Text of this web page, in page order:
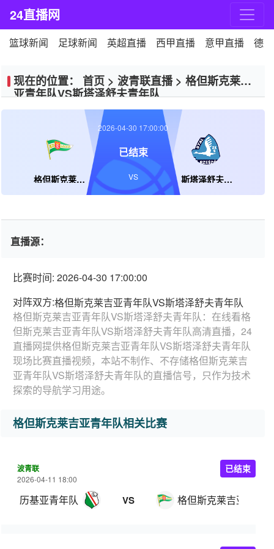
24直播网
篮球新闻 足球新闻 英超直播 西甲直播 意甲直播 德
现在的位置： 首页 > 波青联直播> 格但斯克莱吉
亚青年队VS斯塔泽舒夫青年队
格但斯克莱吉亚青年队 斯塔泽舒夫青年队
2026-04-30 17:00:00
已结束
VS
直播源：
比赛时间: 2026-04-30 17:00:00
对阵双方:格但斯克莱吉亚青年队VS斯塔泽舒夫青年队
格但斯克莱吉亚青年队VS斯塔泽舒夫青年队：在线看格
但斯克莱吉亚青年队VS斯塔泽舒夫青年队高清直播，24
直播网提供格但斯克莱吉亚青年队VS斯塔泽舒夫青年队
现场比赛直播视频，本站不制作、不存储格但斯克莱吉
亚青年队VS斯塔泽舒夫青年队的直播信号，只作为技术
探索的导航学习用途。
格但斯克莱吉亚青年队相关比赛
波青联
2026-04-11 18:00
历基亚青年队 VS 格但斯克莱吉亚青年
已结束